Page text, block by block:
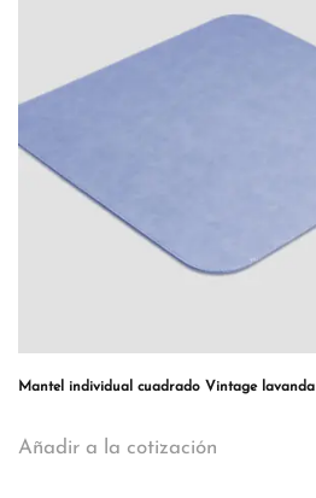
Mantel individual cuadrado Vintage lavanda
Añadir a la cotización